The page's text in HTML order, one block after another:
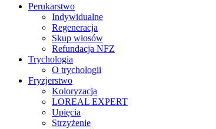
Perukarstwo
Indywidualne
Regeneracja
Skup włosów
Refundacja NFZ
Trychologia
O trychologii
Fryzjerstwo
Koloryzacja
LOREAL EXPERT
Upięcia
Strzyżenie